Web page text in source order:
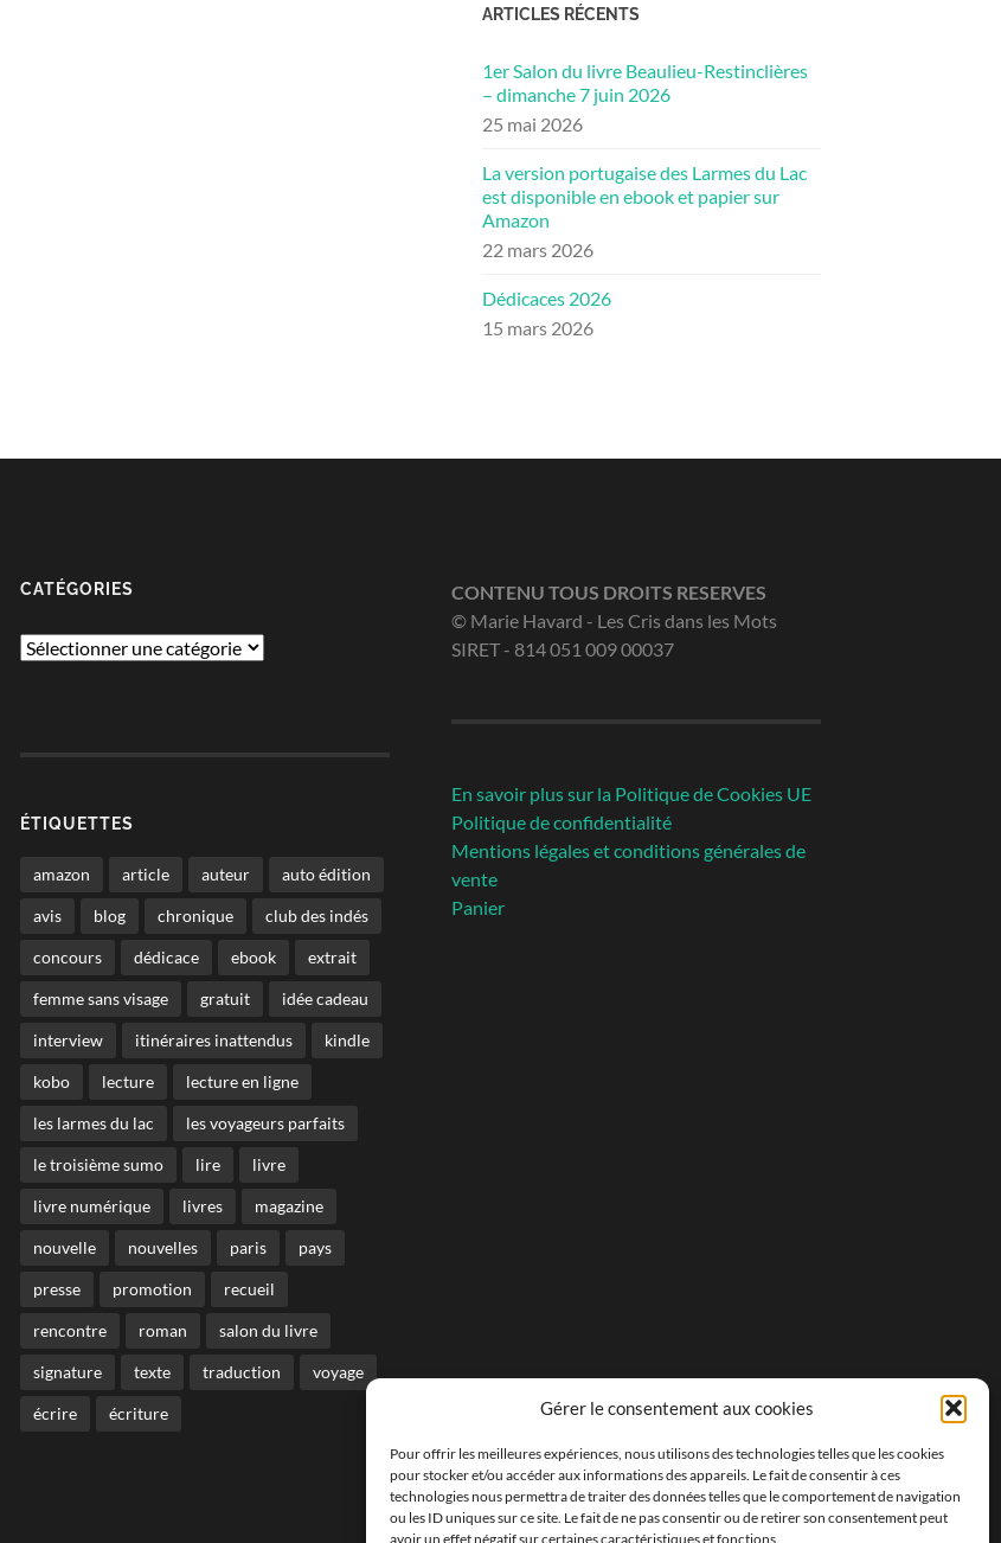
Gérer le consentement aux cookies
Pour offrir les meilleures expériences, nous utilisons des technologies telles que les cookies
pour stocker et/ou accéder aux informations des appareils. Le fait de consentir à ces
technologies nous permettra de traiter des données telles que le comportement de navigation
ou les ID uniques sur ce site. Le fait de ne pas consentir ou de retirer son consentement peut
avoir un effet négatif sur certaines caractéristiques et fonctions.
ARTICLES RÉCENTS
1er Salon du livre Beaulieu-Restinclières
– dimanche 7 juin 2026
25 mai 2026
La version portugaise des Larmes du Lac
est disponible en ebook et papier sur
Amazon
22 mars 2026
Dédicaces 2026
15 mars 2026
CATÉGORIES
Catégories
ÉTIQUETTES
amazon article auteur auto édition
avis blog chronique club des indés
concours dédicace ebook extrait
femme sans visage gratuit idée cadeau
interview itinéraires inattendus kindle
kobo lecture lecture en ligne
les larmes du lac les voyageurs parfaits
le troisième sumo lire livre
livre numérique livres magazine
nouvelle nouvelles paris pays
presse promotion recueil
rencontre roman salon du livre
signature texte traduction voyage
écrire écriture
CONTENU TOUS DROITS RESERVES
© Marie Havard - Les Cris dans les Mots
SIRET - 814 051 009 00037
En savoir plus sur la Politique de Cookies UE
Politique de confidentialité
Mentions légales et conditions générales de
vente
Panier